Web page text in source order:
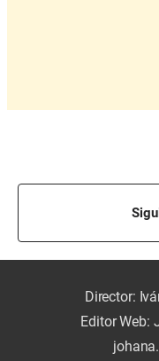
Director:
Editor Web: